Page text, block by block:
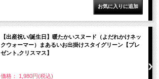
【出産祝い/誕生日】暖たかいスヌード（よだれかけネッ
クウォーマー）まあるいお出掛けスタイグリーン【プレ
ゼント,クリスマス】
価格： 1,980円(税込)